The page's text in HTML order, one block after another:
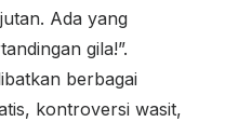
Ada yang
gila!”.
berbagai
kontroversi wasit,